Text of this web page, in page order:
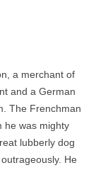
a merchant of
and a German
The Frenchman
he was mighty
lubberly dog
He